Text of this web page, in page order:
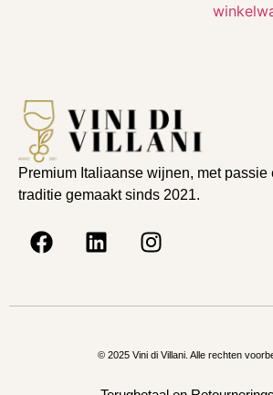
Premium Italiaanse wijnen, met passie
traditie gemaakt sinds 2021.
© 2025 Vini di Villani. Alle rechten